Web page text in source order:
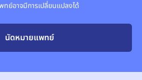
ทย์อาจมีการเปลี่ยนแปลงได้
นัดหมายแพทย์